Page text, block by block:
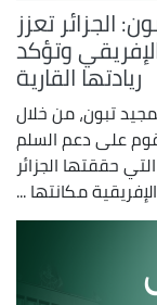
الجزائر تعزز
وتؤكد
ريادتها القارية
تبون، من خلال
على دعم السلم
حققتها الجزائر
مكانتها ...